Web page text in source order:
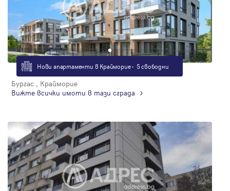
Нови апартаменти в Крайморие - 5 свободни
Бургас , Крайморие
Вижте всички имоти в тази сграда